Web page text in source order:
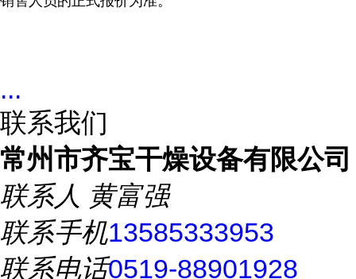
...
联系我们
常州市齐宝干燥设备有限公司
联系人 黄富强
联系手机13585333953
联系电话0519-88901928